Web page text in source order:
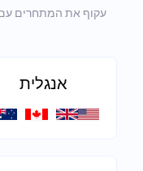
עקוף את המתחרים עם
אנגלית